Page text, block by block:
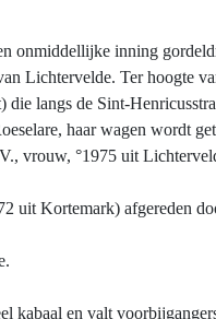
onmiddellijke inning
Lichtervelde. Ter hoogte
die langs de Sint-
haar wagen wordt
vrouw, °1975 uit
uit Kortemark) afgereden
kabaal en valt